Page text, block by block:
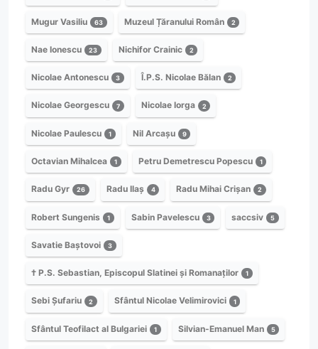
Mugur Vasiliu 63 Muzeul Țăranului Român 2
Nae Ionescu 23 Nichifor Crainic 2
Nicolae Antonescu 3 Î.P.S. Nicolae Bălan 2
Nicolae Georgescu 7 Nicolae Iorga 2
Nicolae Paulescu 1 Nil Arcașu 9
Octavian Mihalcea 1 Petru Demetrescu Popescu 1
Radu Gyr 26 Radu Ilaș 4 Radu Mihai Crișan 2
Robert Sungenis 1 Sabin Pavelescu 3 saccsiv 5
Savatie Baștovoi 3
† P.S. Sebastian, Episcopul Slatinei și Romanaților 1
Sebi Șufariu 2 Sfântul Nicolae Velimirovici 1
Sfântul Teofilact al Bulgariei 1 Silvian-Emanuel Man 5